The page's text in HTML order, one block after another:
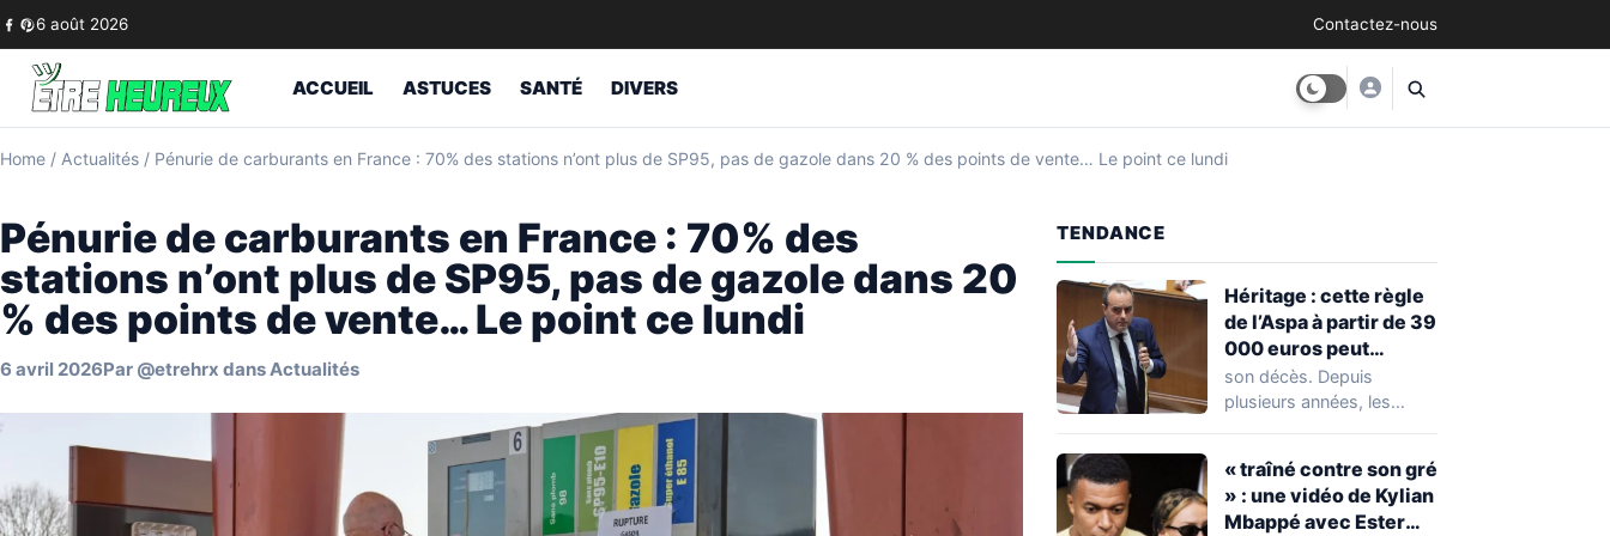
Skip to content
6 août 2026 Contactez-nous
ACCUEIL ASTUCES SANTÉ DIVERS
Home / Actualités / Pénurie de carburants en France : 70% des stations n’ont plus de SP95, pas de gazole dans 20 % des points de vente… Le point ce lundi
Pénurie de carburants en France : 70% des
stations n’ont plus de SP95, pas de gazole dans 20
% des points de vente… Le point ce lundi
6 avril 2026Par @etrehrx dansActualités
TENDANCE
Héritage : cette règle
de l’Aspa à partir de 39
000 euros peut
réserver une
mauvaise surprise à
son décès. Depuis
plusieurs années, les
concernant le seuil…
« traîné contre son gré
» : une vidéo de Kylian
Mbappé avec Ester